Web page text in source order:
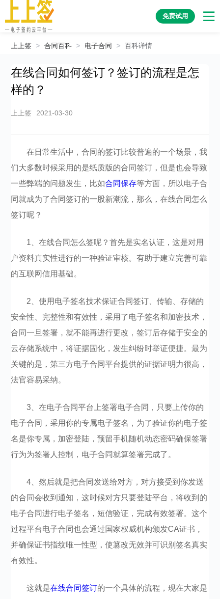
免费试用
上上签 > 合同百科 > 电子合同 > 百科详情
在线合同如何签订？签订的流程是怎
样的？
上上签 2021-03-30
在日常生活中，合同的签订比较普遍的一个场景，我
们大多数时候采用的是纸质版的合同签订，但是也会导致
一些弊端的问题发生，比如合同保存等方面，所以电子合
同就成为了合同签订的一股新潮流，那么，在线合同怎么
签订呢？
1、在线合同怎么签呢？首先是实名认证，这是对用
户资料真实性进行的一种验证审核。有助于建立完善可靠
的互联网信用基础。
2、使用电子签名技术保证合同签订、传输、存储的
安全性、完整性和有效性，采用了电子签名和加密技术，
合同一旦签署，就不能再进行更改，签订后存储于安全的
云存储系统中，将证据固化，发生纠纷时举证便捷。最为
关键的是，第三方电子合同平台提供的证据证明力很高，
法官容易采纳。
3、在电子合同平台上签署电子合同，只要上传你的
电子合同，采用你的专属电子签名，为了验证你的电子签
名是你专属，加密登陆，预留手机随机动态密码确保签署
行为为签署人控制，电子合同就算签署完成了。
4、然后就是把合同发送给对方，对方接受到你发送
的合同会收到通知，这时候对方只要登陆平台，将收到的
电子合同进行电子签名，短信验证，完成有效签署。这个
过程平台电子合同也会通过国家权威机构颁发CA证书，
并确保证书指纹唯一性型，使篡改无效并可识别签名真实
有效性。
这就是在线合同签订的一个具体的流程，现在大家是